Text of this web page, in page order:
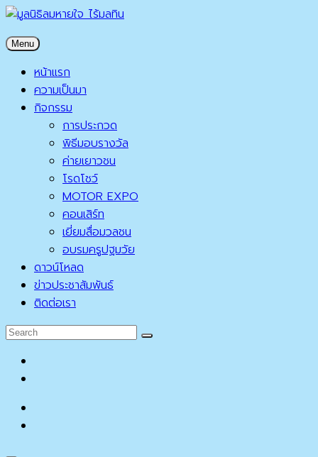
Skip
content
มูลนิธิลมหายใจ ไร้มลทิน
มูลนิธิลมหายใจ ไร้มลทิน
Menu
หน้าแรก
ความเป็นมา
กิจกรรม
การประกวด
พิธีมอบรางวัล
ค่ายเยาวชน
โรดโชว์
MOTOR EXPO
คอนเสิร์ท
เยี่ยมสื่อมวลชน
อบรมครูปฐมวัย
ดาวน์โหลด
ข่าวประชาสัมพันธ์
ติดต่อเรา
Search
Search